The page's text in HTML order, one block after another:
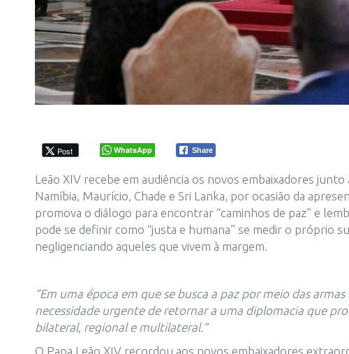
Post WhatsApp Share
Leão XIV recebe em audiência os novos embaixadores
Namíbia, Maurício, Chade e Sri Lanka, por ocasião da
promova o diálogo para encontrar “caminhos de paz” e
pode se definir como “justa e humana” se medir o próprio
negligenciando aqueles que vivem à margem.
“Em uma época em que se busca a paz por meio das
necessidade urgente de retornar a uma diplomacia que
bilateral, regional e multilateral.”
O Papa Leão XIV recordou aos novos embaixadores